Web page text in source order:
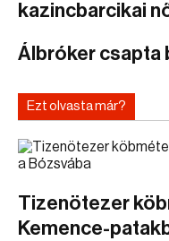
kazincbarcikai
Álbróker csapta
Ezt olvasta már?
Tizenötezer
Kemence-